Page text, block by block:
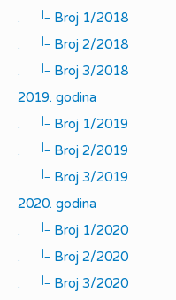
.
|_
Broj 1/2018
.
|_
Broj 2/2018
.
|_
Broj 3/2018
2019. godina
.
|_
Broj 1/2019
.
|_
Broj 2/2019
.
|_
Broj 3/2019
2020. godina
.
|_
Broj 1/2020
.
|_
Broj 2/2020
.
|_
Broj 3/2020